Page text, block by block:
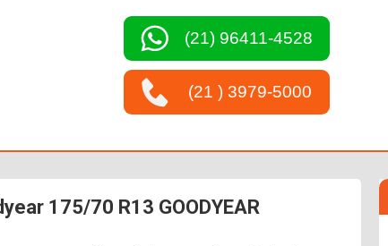
(21) 96411-4528
(21 ) 3979-5000
175/70 R13 GOODYEAR